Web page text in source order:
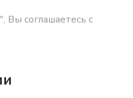
Вы соглашаетесь с